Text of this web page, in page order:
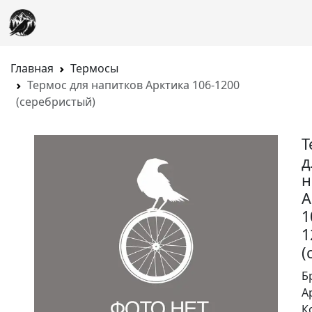
Главная
Термосы
Термос для напитков Арктика 106-1200
(серебристый)